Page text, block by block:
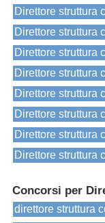
Direttore struttura
Direttore struttura
Direttore struttura
Direttore struttura
Direttore struttura
Direttore struttura
Direttore struttura
Direttore struttura
Concorsi per
direttore struttura